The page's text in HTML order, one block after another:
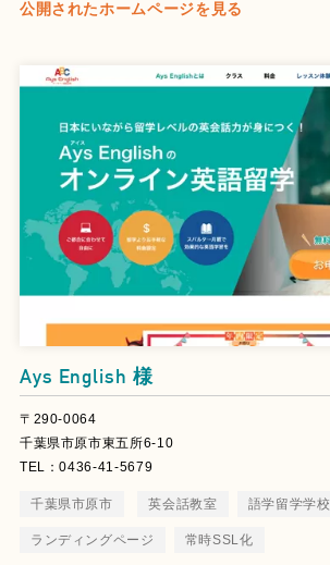
公開されたホームページを見る
Ays English 様
〒290-0064
千葉県市原市東五所6-10
TEL：0436-41-5679
千葉県市原市 英会話教室 語学留学学校
ランディングページ 常時SSL化